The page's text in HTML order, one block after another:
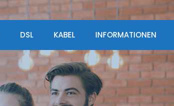
DSL KABEL INFORMATIONEN